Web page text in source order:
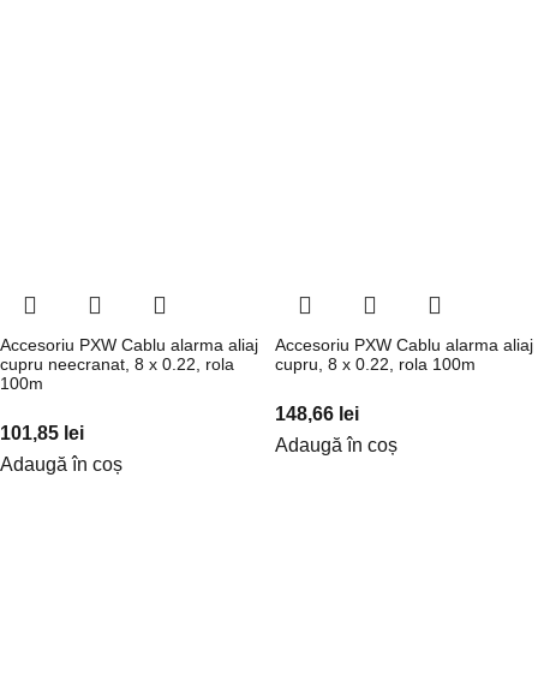
Accesoriu PXW Cablu alarma aliaj
cupru neecranat, 8 x 0.22, rola
100m
101,85 lei
Adaugă în coș
Accesoriu PXW Cablu alarma aliaj
cupru, 8 x 0.22, rola 100m
148,66 lei
Adaugă în coș